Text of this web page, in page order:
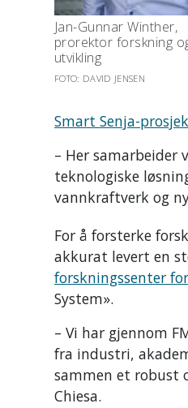
Jan-Gunnar Winther,
prorektor forskning
utvikling
FOTO: DAVID JENSEN
Smart Senja-
– Her
teknologiske
vannkraftverk og
For å forsterke
akkurat levert en
forskningssenter
System».
– Vi har gjennom
fra industri,
sammen et robust
Chiesa.